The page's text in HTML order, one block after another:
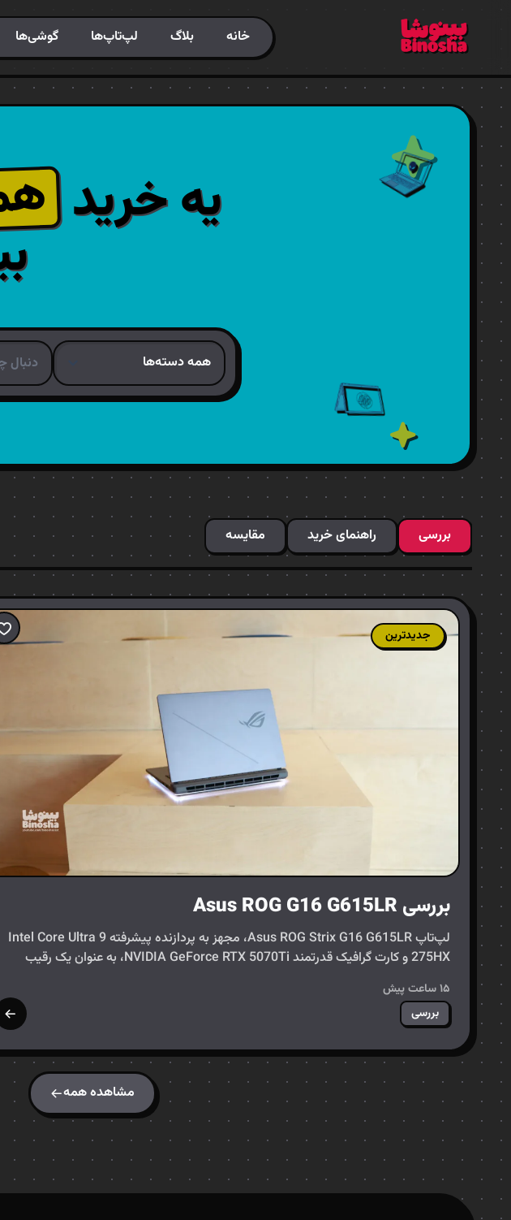
خانه بلاگ لپ‌تاپ‌ها گوشی‌ها
یه خرید
بررسی راهنمای خرید مقایسه
جدیدترین
بررسی Asus ROG G16 G615LR
لپ‌تاپ Asus ROG Strix G16 G615LR، مجهز به پردازنده پیشرفته Intel Core Ultra 9
275HX و کارت گرافیک قدرتمند NVIDIA GeForce RTX 5070Ti، به عنوان یک رقیب
۱۵ ساعت پیش
بررسی
مشاهده همه